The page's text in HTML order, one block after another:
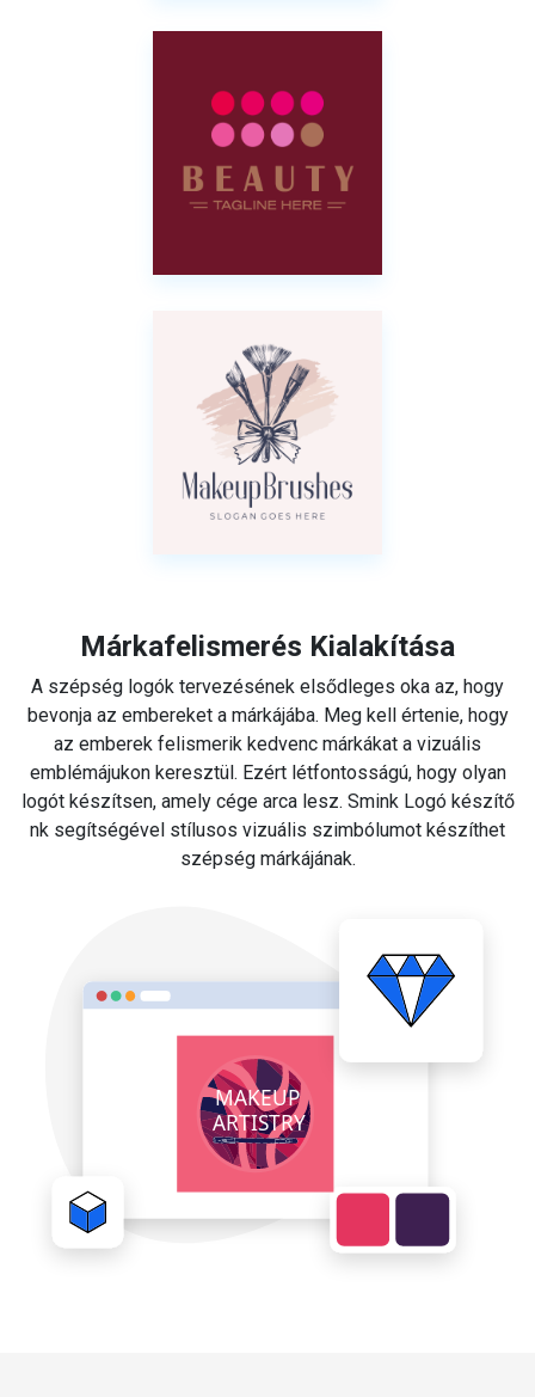
Márkafelismerés Kialakítása
A szépség logók tervezésének elsődleges oka az, hogy
bevonja az embereket a márkájába. Meg kell értenie, hogy
az emberek felismerik kedvenc márkákat a vizuális
emblémájukon keresztül. Ezért létfontosságú, hogy olyan
logót készítsen, amely cége arca lesz. Smink Logó készítő
nk segítségével stílusos vizuális szimbólumot készíthet
szépség márkájának.